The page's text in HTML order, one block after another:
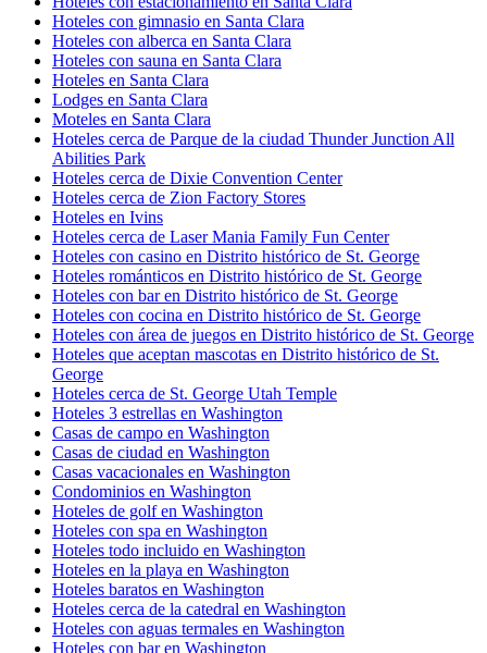
Hoteles con gimnasio en Santa Clara
Hoteles con alberca en Santa Clara
Hoteles con sauna en Santa Clara
Hoteles en Santa Clara
Lodges en Santa Clara
Moteles en Santa Clara
Hoteles cerca de Parque de la ciudad Thunder Junction All
Abilities Park
Hoteles cerca de Dixie Convention Center
Hoteles cerca de Zion Factory Stores
Hoteles en Ivins
Hoteles cerca de Laser Mania Family Fun Center
Hoteles con casino en Distrito histórico de St. George
Hoteles románticos en Distrito histórico de St. George
Hoteles con bar en Distrito histórico de St. George
Hoteles con cocina en Distrito histórico de St. George
Hoteles con área de juegos en Distrito histórico de St. George
Hoteles que aceptan mascotas en Distrito histórico de St.
George
Hoteles cerca de St. George Utah Temple
Hoteles 3 estrellas en Washington
Casas de campo en Washington
Casas de ciudad en Washington
Casas vacacionales en Washington
Condominios en Washington
Hoteles de golf en Washington
Hoteles con spa en Washington
Hoteles todo incluido en Washington
Hoteles en la playa en Washington
Hoteles baratos en Washington
Hoteles cerca de la catedral en Washington
Hoteles con aguas termales en Washington
Hoteles con bar en Washington